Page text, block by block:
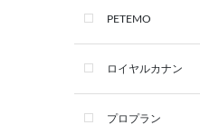
PETEMO
ロイヤルカナン
プロプラン